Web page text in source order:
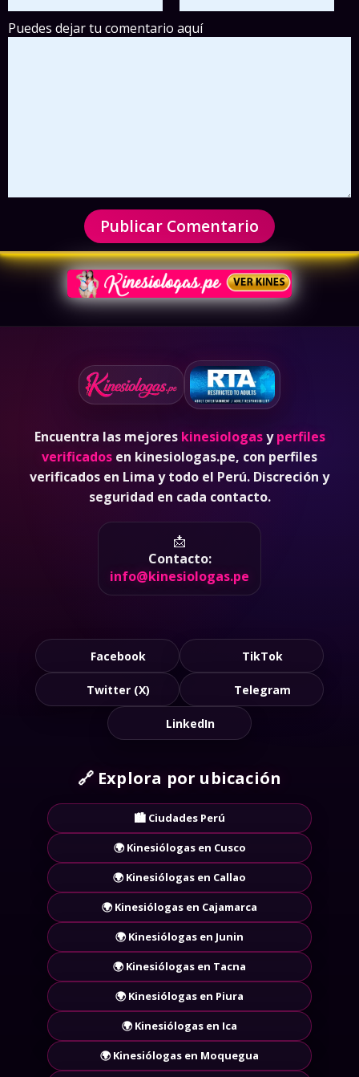
Puedes dejar tu comentario aquí
Encuentra las mejores kinesiologasyperfiles
verificados en kinesiologas.pe, con perfiles
verificados en Lima y todo el Perú. Discreción y
seguridad en cada contacto.
📩
Contacto:
info@kinesiologas.pe
Facebook TikTok
Twitter (X) Telegram
LinkedIn
🔗 Explora por ubicación
🏙️ Ciudades Perú
🌍 Kinesiólogas en Cusco
🌍 Kinesiólogas en Callao
🌍 Kinesiólogas en Cajamarca
🌍 Kinesiólogas en Junin
🌍 Kinesiólogas en Tacna
🌍 Kinesiólogas en Piura
🌍 Kinesiólogas en Ica
🌍 Kinesiólogas en Moquegua